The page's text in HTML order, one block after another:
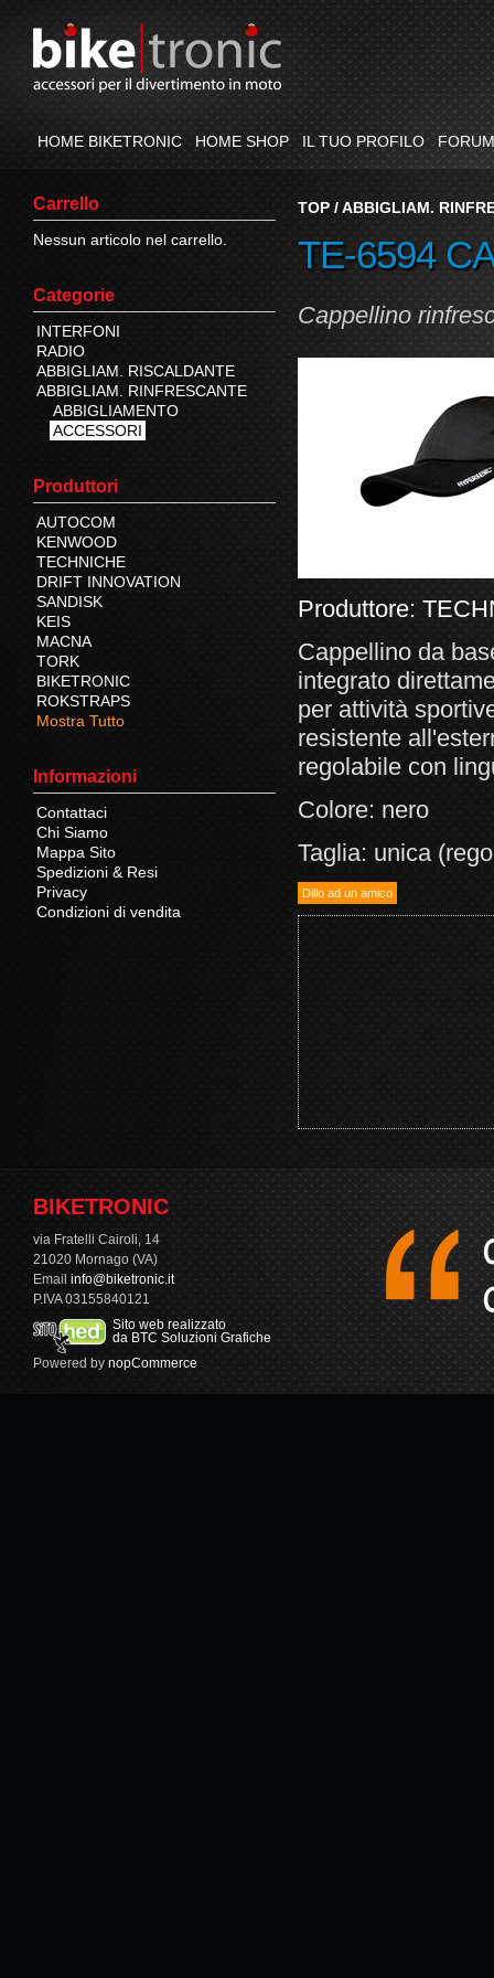
HOME BIKETRONIC HOME SHOP IL TUO PROFILO FORUM
Carrello
Nessun articolo nel carrello.
Categorie
INTERFONI
RADIO
ABBIGLIAM. RISCALDANTE
ABBIGLIAM. RINFRESCANTE
ABBIGLIAMENTO
ACCESSORI
Produttori
AUTOCOM
KENWOOD
TECHNICHE
DRIFT INNOVATION
SANDISK
KEIS
MACNA
TORK
BIKETRONIC
ROKSTRAPS
Mostra Tutto
Informazioni
Contattaci
Chi Siamo
Mappa Sito
Spedizioni & Resi
Privacy
Condizioni di vendita
TOP /ABBIGLIAM.
TE-6594
Cappellino
Produttore:
Cappellino da
integrato
per attività
resistente
regolabile con
Colore: nero
Taglia: unica
BIKETRONIC
via Fratelli Cairoli, 14
21020 Mornago (VA)
Email info@biketronic.it
P.IVA 03155840121
Sito web realizzato
da BTC Soluzioni Grafiche
Powered by nopCommerce